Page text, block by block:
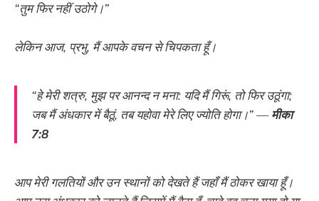
“तुम फिर नहीं उठोगे।”
लेकिन आज, प्रभु, मैं आपके वचन से चिपकता हूँ।
“हे मेरी शत्रु, मुझ पर आनन्द न मना: यदि मैं गिरूं, तो फिर उठूंगा;
जब मैं अंधकार में बैठूं, तब यहोवा मेरे लिए ज्योति होगा।” —मीका
7:8
आप मेरी गलतियों और उन स्थानों को देखते हैं जहाँ मैं ठोकर खाया हूँ।